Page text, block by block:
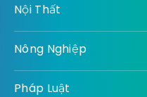
Nội Thất
Nông Nghiệp
Pháp Luật